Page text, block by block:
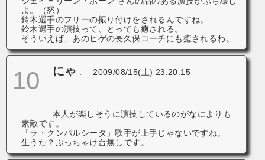
よ。（怒）
鈴木選手のフリーの振り付けをされるんですね。
鈴木選手の演技って、とっても癒される。
そういえば、あのヒゲの長久保コーチにも癒されるわ。
10 にゃ : 2009/08/15(土) 23:20:15
本人が楽しそうに演技しているのがなによりも
素敵です。
「ラ・クンパルシータ」歌手が上手じゃないですね。
生うた？ぶっちゃけ台無しです。